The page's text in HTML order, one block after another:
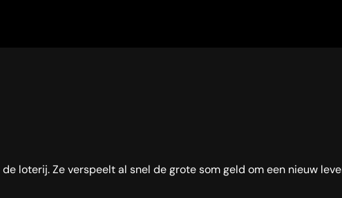
loterij. Ze verspeelt al snel de grote som geld om een nieuw